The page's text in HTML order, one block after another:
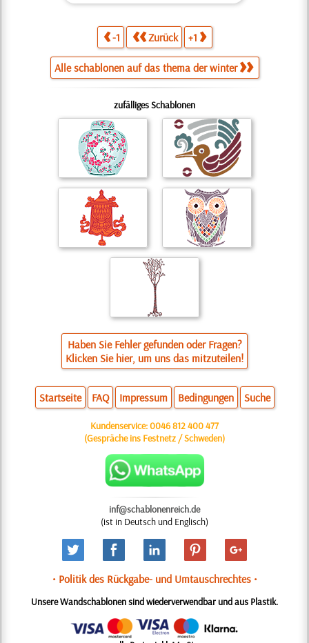
-1 Zurück +1
Alle schablonen auf das thema der winter
zufälliges Schablonen
Haben Sie Fehler gefunden oder Fragen?
Klicken Sie hier, um uns das mitzuteilen!
Startseite FAQ Impressum Bedingungen Suche
Kundenservice:0046 812 400 477
(Gespräche ins Festnetz / Schweden)
inf@schablonenreich.de
(ist in Deutsch und Englisch)
• Politik des Rückgabe- und Umtauschrechtes •
Unsere Wandschablonen sind wiederverwendbar und aus Plastik.